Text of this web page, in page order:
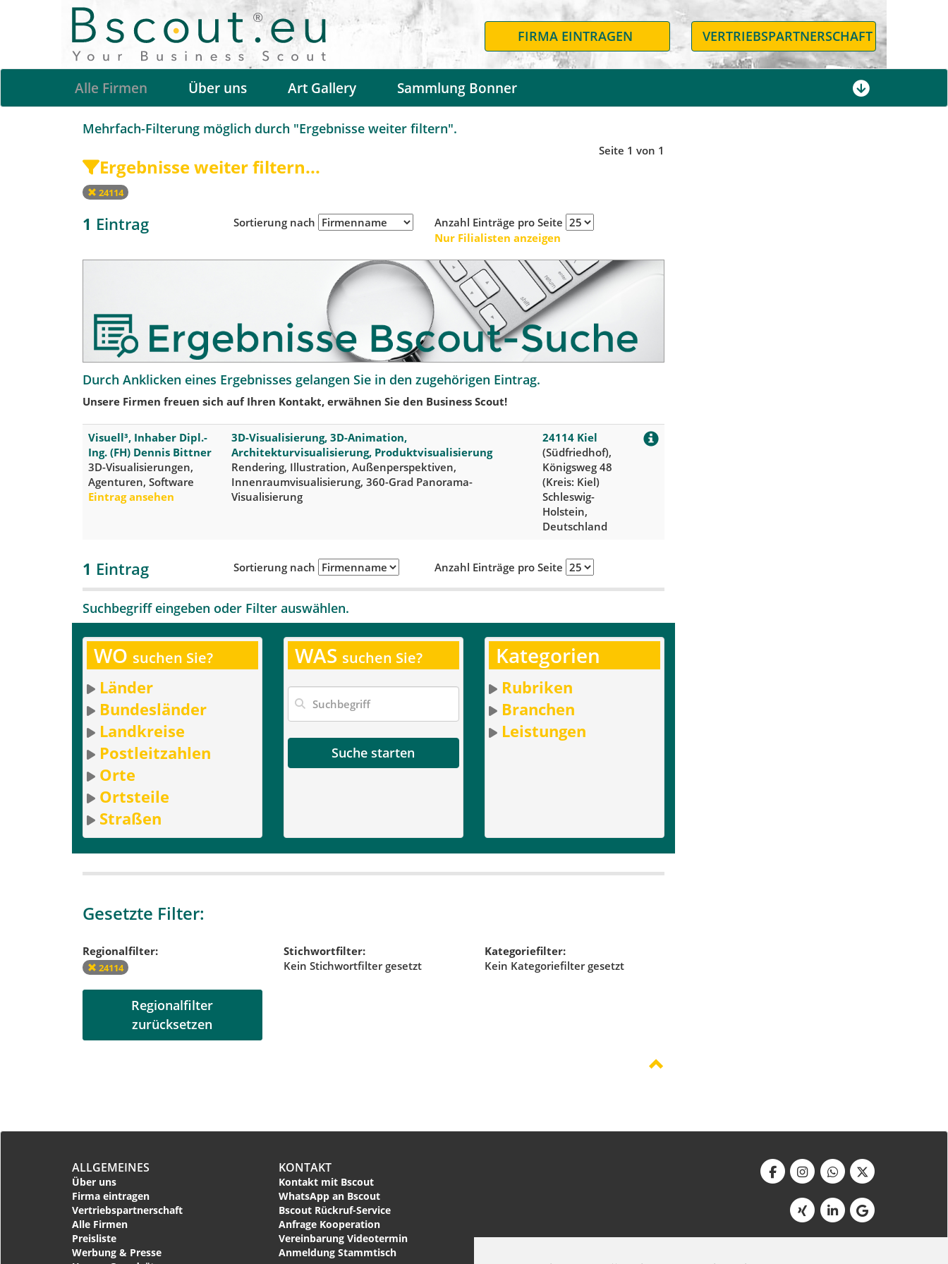
FIRMA EINTRAGEN VERTRIEBSPARTNERSCHAFT
Alle Firmen Über uns Art Gallery Sammlung Bonner
Mehrfach-Filterung möglich durch "Ergebnisse weiter filtern".
Ergebnisse weiter filtern...
Seite 1 von 1
24114
1 Eintrag Sortierung nach
Anzahl Einträge pro Seite
Nur Filialisten anzeigen
Durch Anklicken eines Ergebnisses gelangen Sie in den zugehörigen Eintrag.
Unsere Firmen freuen sich auf Ihren Kontakt, erwähnen Sie den Business Scout!
Visuell³, Inhaber Dipl.-
Ing. (FH) Dennis Bittner
3D-Visualisierungen,
Agenturen, Software
Eintrag ansehen
3D-Visualisierung, 3D-Animation,
Architekturvisualisierung, Produktvisualisierung
Rendering, Illustration, Außenperspektiven,
Innenraumvisualisierung, 360-Grad Panorama-
Visualisierung
24114 Kiel
(Südfriedhof),
Königsweg 48
(Kreis: Kiel)
Schleswig-
Holstein,
Deutschland
1 Eintrag Sortierung nach Anzahl Einträge pro Seite
Suchbegriff eingeben oder Filter auswählen.
WO suchen Sie?
Länder
Bundesländer
Landkreise
Postleitzahlen
Orte
Ortsteile
Straßen
WAS suchen Sie?
Suche starten
Kategorien
Rubriken
Branchen
Leistungen
Gesetzte Filter:
Regionalfilter:
24114
Stichwortfilter:
Kein Stichwortfilter gesetzt
Kategoriefilter:
Kein Kategoriefilter gesetzt
Regionalfilter
zurücksetzen
ALLGEMEINES
Über uns
Firma eintragen
Vertriebspartnerschaft
Alle Firmen
Preisliste
Werbung & Presse
KONTAKT
Kontakt mit Bscout
WhatsApp an Bscout
Bscout Rückruf-Service
Anfrage Kooperation
Vereinbarung Videotermin
Anmeldung Stammtisch